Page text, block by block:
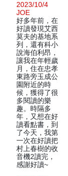
2023/10/4
JOE
好多年前，在
好讀發現艾西
莫夫的基地系
列，還有科小
說海伯利昂，
讓我在年輕歲
月，住在忠孝
東路旁玉成公
園附近的時
候，獲得了很
多閱讀的樂
趣。時隔多
年，又想在好
讀看點書，到
了今天，我第
一次在好讀把
村上春樹的收
音機2讀完，
感謝好讀~